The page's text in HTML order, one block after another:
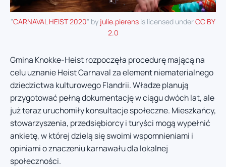
"CARNAVAL HEIST 2020" by julie.pierens is licensed underCC BY
2.0
Gmina Knokke-Heist rozpoczęła procedurę mającą na
celu uznanie Heist Carnaval za element niematerialnego
dziedzictwa kulturowego Flandrii. Władze planują
przygotować pełną dokumentację w ciągu dwóch lat, ale
już teraz uruchomiły konsultacje społeczne. Mieszkańcy,
stowarzyszenia, przedsiębiorcy i turyści mogą wypełnić
ankietę, w której dzielą się swoimi wspomnieniami i
opiniami o znaczeniu karnawału dla lokalnej
społeczności.